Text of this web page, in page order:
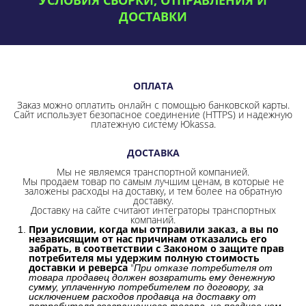
ДОСТАВКИ
ОПЛАТА
Заказ можно оплатить онлайн с помощью банковской карты.
Сайт использует безопасное соединение (HTTPS) и надежную
платежную систему Юkassa.
ДОСТАВКА
Мы не являемся транспортной компанией.
Мы продаем товар по самым лучшим ценам, в которые не
заложены расходы на доставку, и тем более на обратную
доставку.
Доставку на сайте считают интеграторы транспортных
компаний.
При условии, когда мы отправили заказ, а вы по
независящим от нас причинам отказались его
забрать, в соответствии с Законом о защите прав
потребителя мы удержим полную стоимость
доставки и реверса "При отказе потребителя от
товара продавец должен возвратить ему денежную
сумму, уплаченную потребителем по договору, за
исключением расходов продавца на доставку от